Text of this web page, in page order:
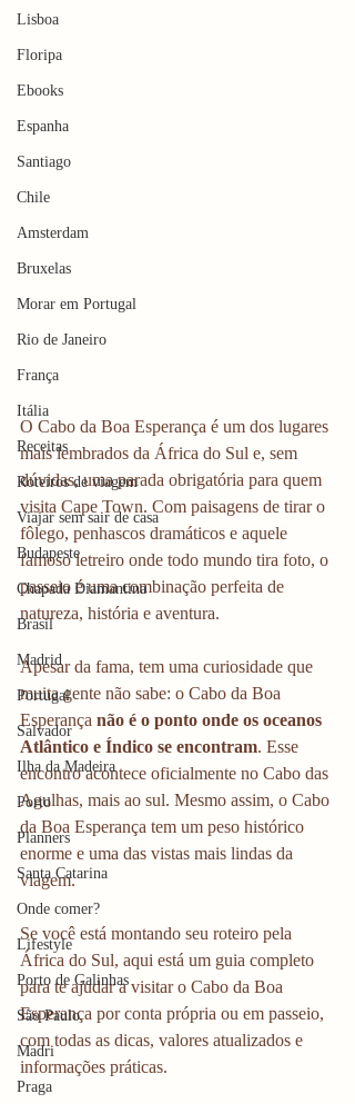
Lisboa
Floripa
Ebooks
Espanha
Santiago
Chile
Amsterdam
Bruxelas
Morar em Portugal
Rio de Janeiro
França
Itália
Receitas
Roteiros de viagem
Viajar sem sair de casa
Budapeste
Chapada Diamantina
Brasil
Madrid
Portugal
Salvador
Ilha da Madeira
Porto
Planners
Santa Catarina
Onde comer?
Lifestyle
Porto de Galinhas
São Paulo
Madri
Praga
O Cabo da Boa Esperança é um dos lugares
mais lembrados da África do Sul e, sem
dúvidas, uma parada obrigatória para quem
visita Cape Town. Com paisagens de tirar o
fôlego, penhascos dramáticos e aquele
famoso letreiro onde todo mundo tira foto, o
passeio é uma combinação perfeita de
natureza, história e aventura.
Apesar da fama, tem uma curiosidade que
muita gente não sabe: o Cabo da Boa
Esperança não é o ponto onde os oceanos
Atlântico e Índico se encontram. Esse
encontro acontece oficialmente no Cabo das
Agulhas, mais ao sul. Mesmo assim, o Cabo
da Boa Esperança tem um peso histórico
enorme e uma das vistas mais lindas da
viagem.
Se você está montando seu roteiro pela
África do Sul, aqui está um guia completo
para te ajudar a visitar o Cabo da Boa
Esperança por conta própria ou em passeio,
com todas as dicas, valores atualizados e
informações práticas.